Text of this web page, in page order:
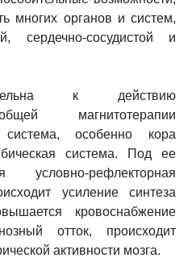
многих органов и систем,
сердечно-сосудистой и
к действию
магнитотерапии
особенно кора
система. Под ее
условно-рефлекторная
усиление синтеза
кровоснабжение
отток, происходит
активности мозга.